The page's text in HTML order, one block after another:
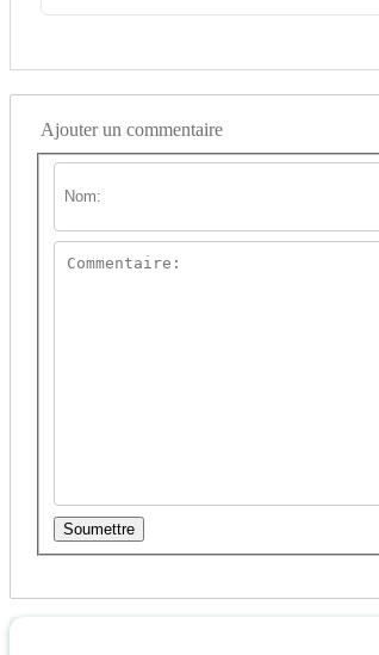
Ajouter un commentaire